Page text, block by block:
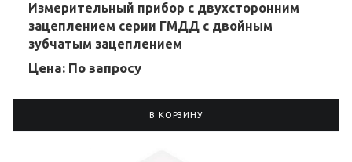
Измерительный прибор с двухсторонним
зацеплением серии ГМДД с двойным
зубчатым зацеплением
Цена: По запросу
В КОРЗИНУ